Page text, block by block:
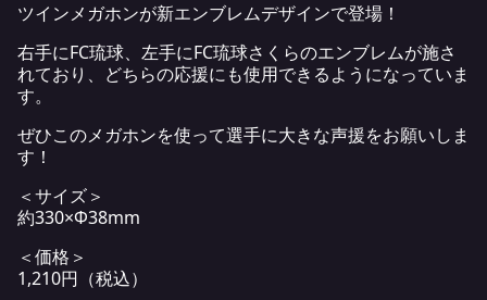
ツインメガホンが新エンブレムデザインで登場！
右手にFC琉球、左手にFC琉球さくらのエンブレムが施さ
れており、どちらの応援にも使用できるようになっていま
す。
ぜひこのメガホンを使って選手に大きな声援をお願いしま
す！
＜サイズ＞
約330×Φ38mm
＜価格＞
1,210円（税込）